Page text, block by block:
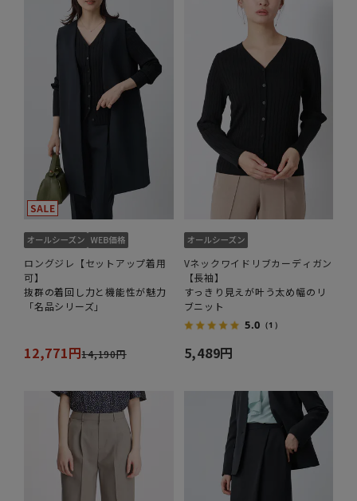
ロングジレ【セットアップ着用
可】
抜群の着回し力と機能性が魅力
「名品シリーズ」
12,771円14,190円
Vネックワイドリブカーディガン
【長袖】
すっきり見えが叶う太め幅のリ
ブニット
5.0 （1）
5,489円